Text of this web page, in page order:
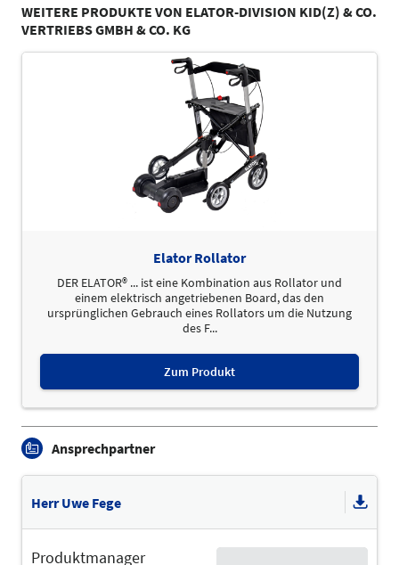
WEITERE PRODUKTE VON ELATOR-DIVISION KID(Z) & CO.
VERTRIEBS GMBH & CO. KG
Elator Rollator
DER ELATOR® ... ist eine Kombination aus Rollator und
einem elektrisch angetriebenen Board, das den
ursprünglichen Gebrauch eines Rollators um die Nutzung
des F...
Zum Produkt
Ansprechpartner
Herr Uwe Fege
Produktmanager